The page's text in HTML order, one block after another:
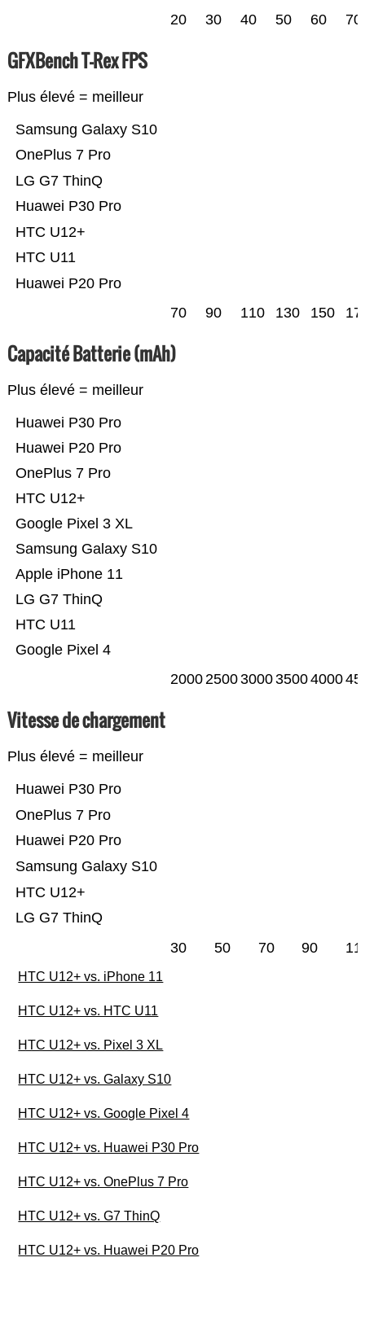
20 30 40 50 60 70
GFXBench T-Rex FPS
Plus élevé = meilleur
Huawei P20 Pro
HTC U11
HTC U12+
Huawei P30 Pro
LG G7 ThinQ
OnePlus 7 Pro
Samsung Galaxy S10
70 90 110 130 150
Capacité Batterie (mAh)
Plus élevé = meilleur
Google Pixel 4
HTC U11
LG G7 ThinQ
Apple iPhone 11
Samsung Galaxy S10
Google Pixel 3 XL
HTC U12+
OnePlus 7 Pro
Huawei P20 Pro
Huawei P30 Pro
20002500300035004000
Vitesse de chargement
Plus élevé = meilleur
LG G7 ThinQ
HTC U12+
Samsung Galaxy S10
Huawei P20 Pro
OnePlus 7 Pro
Huawei P30 Pro
30 50 70 90
HTC U12+ vs. iPhone 11
HTC U12+ vs. HTC U11
HTC U12+ vs. Pixel 3 XL
HTC U12+ vs. Galaxy S10
HTC U12+ vs. Google Pixel 4
HTC U12+ vs. Huawei P30 Pro
HTC U12+ vs. OnePlus 7 Pro
HTC U12+ vs. G7 ThinQ
HTC U12+ vs. Huawei P20 Pro